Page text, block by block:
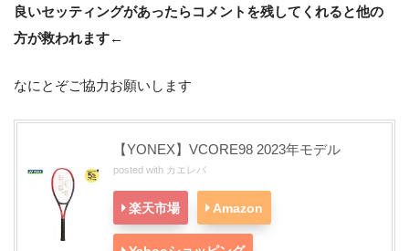
良いセッティングがあったらコメントを残してくれると他の
方が救われます←
なにとぞご協力お願いします
【YONEX】VCORE98 2023年モデル
posted with カエレバ
楽天市場 Amazon